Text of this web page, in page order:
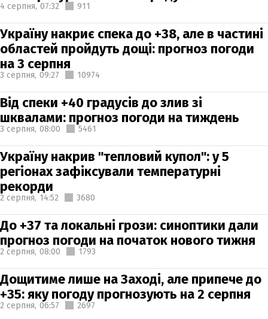
4 серпня, 07:32 911
Україну накриє спека до +38, але в частині
областей пройдуть дощі: прогноз погоди
на 3 серпня
3 серпня, 09:27 10974
Від спеки +40 градусів до злив зі
шквалами: прогноз погоди на тиждень
3 серпня, 08:00 5461
Україну накрив "тепловий купол": у 5
регіонах зафіксували температурні
рекорди
2 серпня, 14:52 3680
До +37 та локальні грози: синоптики дали
прогноз погоди на початок нового тижня
2 серпня, 08:00 1793
Дощитиме лише на Заході, але припече до
+35: яку погоду прогнозують на 2 серпня
2 серпня, 06:57 2697